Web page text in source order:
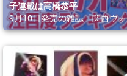
子連載は高橋恭平
9月10日発売の雑誌「関西ウォ